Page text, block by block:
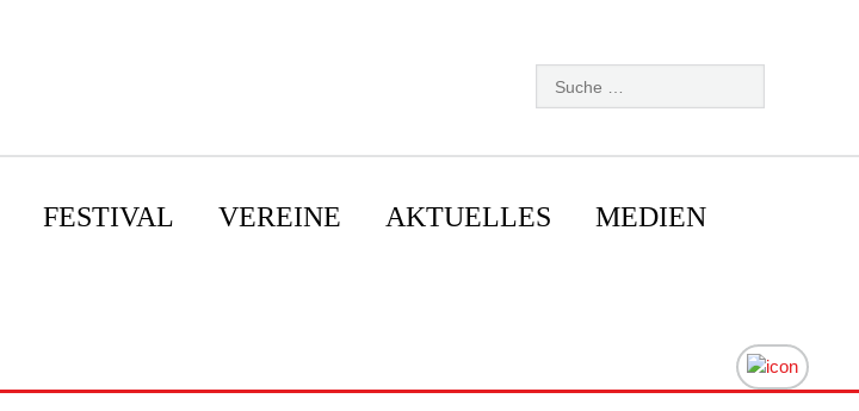
FESTIVAL VEREINE AKTUELLES MEDIEN